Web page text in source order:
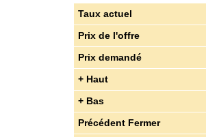
Taux actuel
Prix de l'offre
Prix demandé
+ Haut
+ Bas
Précédent Fermer